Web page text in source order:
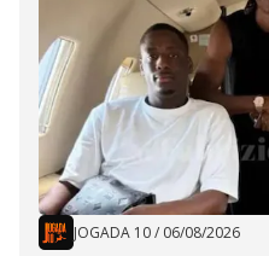
JOGADA 10/ 06/08/2026